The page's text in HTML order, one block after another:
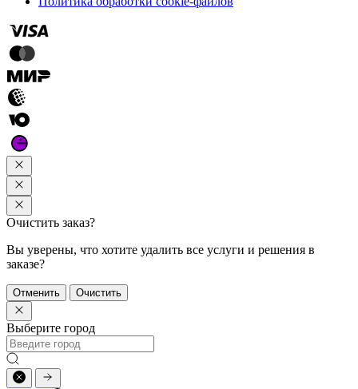
Очистить заказ?
Вы уверены, что хотите удалить все услуги и решения в
заказе?
Отменить Очистить
Выберите город